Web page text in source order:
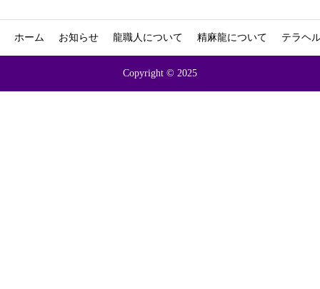
ホーム お知らせ 龍職人について 精麻龍について テラヘ
Copyright © 2025